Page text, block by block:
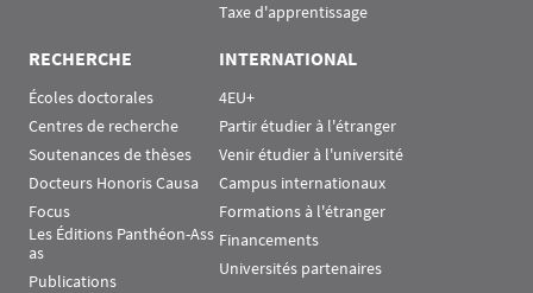
Taxe d'apprentissage
RECHERCHE
Écoles doctorales
Centres de recherche
Soutenances de thèses
Docteurs Honoris Causa
Focus
Les Éditions Panthéon-Ass
as
Publications
INTERNATIONAL
4EU+
Partir étudier à l'étranger
Venir étudier à l'université
Campus internationaux
Formations à l'étranger
Financements
Universités partenaires